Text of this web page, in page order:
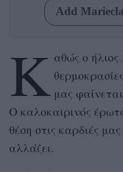
Add
Κ αθώς ο ήλιος
μας
Ο καλοκαιρινός
θέση στις καρδιές
αλλάζει.